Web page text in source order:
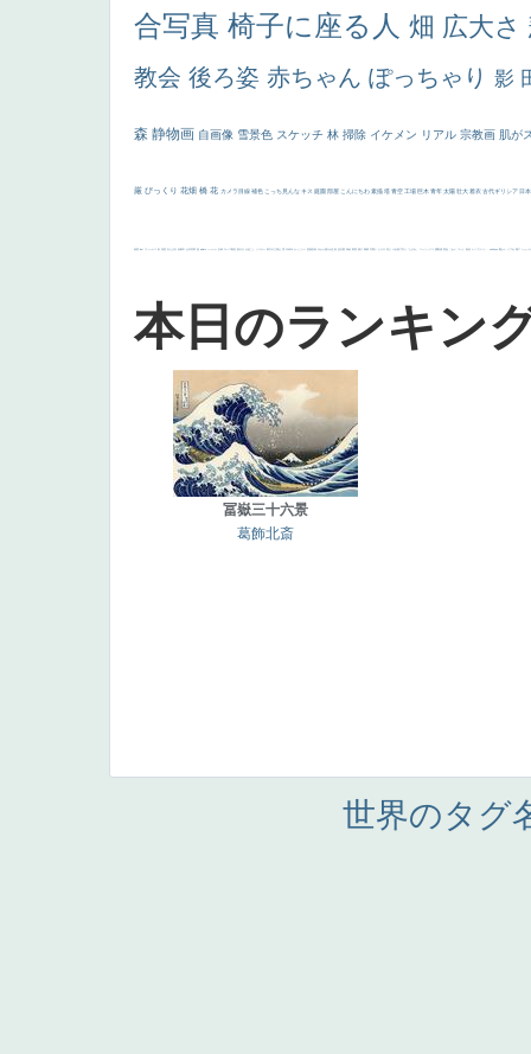
合写真 椅子に座る人 畑 広大さ
教会 後ろ姿 赤ちゃん ぽっちゃり 影
森 静物画 自画像 雪景色 スケッチ 林 掃除 イケメン リアル 宗教画 肌が
厳 びっくり 花畑 橋 花 カメラ目線 補色 こっち見んな キス 庭園 部屋 こんにちわ 素描 塔 青空 工場 巨木 青年 太陽 壮大 着衣 古代ギリシア 日
画質 last ヴィーナス 剣 白人少女 食事中 山本芳翠 麦 alciato ハーレム 女神 ローマ教皇 奥行き 火起こし シスター 東方の三博士 114514 かっこいい 受胎告知 天から覗き込む顔 設計図 挿絵 群衆 親子 裸婦 可愛い ピサロ ＃名画で学ぶ「たるみ」 ニーソックス 躍動感 黄色 こわい コート 畦道 レンブラント・ sekkusu 暖かい バブみ 靴下 ショッ
本日のランキン
冨嶽三十六景
葛飾北斎
世界のタグ